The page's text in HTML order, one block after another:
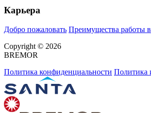
Карьера
Добро пожаловать Преимущества работы
Copyright © 2026
BREMOR
Политика конфиденциальности Политика